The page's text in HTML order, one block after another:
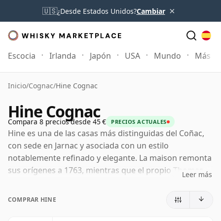
🇺🇸¿Desde Estados Unidos?Cambiar ×
Escocia Irlanda Japón USA Mundo Más
Inicio/Cognac/Hine Cognac
Hine Cognac
Compara 8 precios desde 45 € PRECIOS ACTUALES
Hine es una de las casas más distinguidas del Coñac,
con sede en Jarnac y asociada con un estilo
notablemente refinado y elegante. La maison remonta
sus orígenes a 1763, mientras que el propio Thomas
familia Delamain y llegó a dar a la casa su identidad
Leer más
COMPRAR HINE